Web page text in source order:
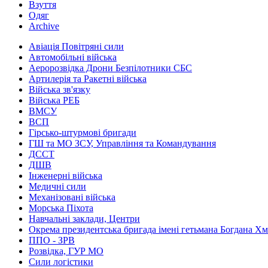
Взуття
Одяг
Archive
Авіація Повітряні сили
Автомобільні війська
Аеророзвідка Дрони Безпілотники СБС
Артилерія та Ракетні війська
Війська зв'язку
Війська РЕБ
ВМСУ
ВСП
Гірсько-штурмові бригади
ГШ та МО ЗСУ, Управління та Командування
ДССТ
ДШВ
Інженерні війська
Медичні сили
Механізовані війська
Морська Піхота
Навчальні заклади, Центри
Окрема президентська бригада імені гетьмана Богдана
ППО - ЗРВ
Розвідка, ГУР МО
Сили логістики